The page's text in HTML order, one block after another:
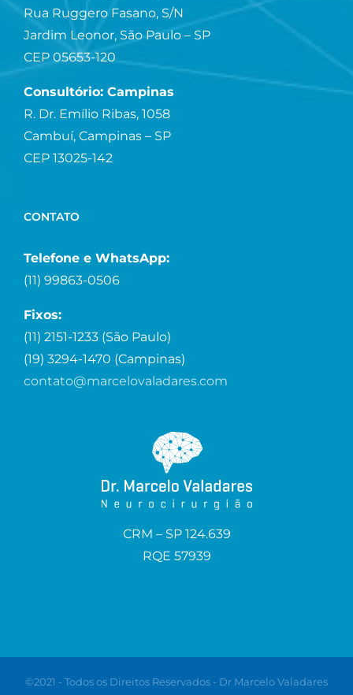
Rua Ruggero Fasano, S/N
Jardim Leonor, São Paulo – SP
CEP 05653-120
Consultório: Campinas
R. Dr. Emílio Ribas, 1058
Cambuí, Campinas – SP
CEP 13025-142
CONTATO
Telefone e WhatsApp:
(11) 99863-0506
Fixos:
(11) 2151-1233 (São Paulo)
(19) 3294-1470 (Campinas)
contato@marcelovaladares.com
CRM – SP 124.639
RQE 57939
©2021 - Todos os Direitos Reservados - Dr Marcelo Valadares